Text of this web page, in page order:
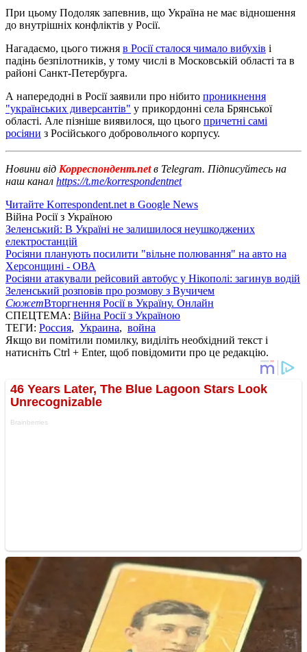
При цьому Подоляк запевнив, що Україна не має відношення
до внутрішніх конфліктів у Росії.
Нагадаємо, цього тижня в Росії сталося чимало вибухів і
падінь безпілотників, у тому числі в Московській області та в
районі Санкт-Петербурга.
А напередодні в Росії заявили про нібито проникнення
"українських диверсантів" у прикордонні села Брянської
області. Але пізніше виявилося, що цього причетні самі
росіяни з Російського добровольчого корпусу.
Новини від Корреспондент.netв Telegram. Підписуйтесь на
наш канал https://t.me/korrespondentnet
Читайте Korrespondent.net в Google News
Війна Росії з Україною
Зеленський: В Україні не залишилося неушкоджених
електростанцій
Росіяни планують посилити "вільне полювання" на авто на
Херсонщині - ОВА
Росіяни атакували рейсовий автобус у Нікополі: загинув водій
Зеленський розповів про розмову з Вучичем
СюжетВторгнення Росії в Україну. Онлайн
СПЕЦТЕМА: Війна Росії з Україною
ТЕГИ: Россия, Украина, война
Якщо ви помітили помилку, виділіть необхідний текст і
натисніть Ctrl + Enter, щоб повідомити про це редакцію.